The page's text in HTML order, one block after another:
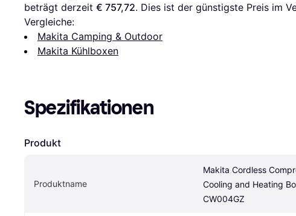
beträgt derzeit € 757,72. Dies ist der günstigste Preis im
Vergleiche:
Makita Camping & Outdoor
Makita Kühlboxen
Spezifikationen
Produkt
Produktname
Makita Cordless
Cooling and Heating
CW004GZ